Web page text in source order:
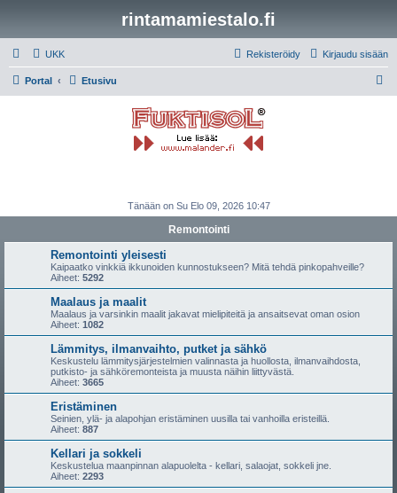
rintamamiestalo.fi
UKK Kirjaudu sisään
Rekisteröidy
Portal Etusivu
Tänään on Su Elo 09, 2026 10:47
Remontointi
Remontointi yleisesti
Kaipaatko vinkkiä ikkunoiden kunnostukseen? Mitä tehdä pinkopahveille?
Aiheet: 5292
Maalaus ja maalit
Maalaus ja varsinkin maalit jakavat mielipiteitä ja ansaitsevat oman osion
Aiheet: 1082
Lämmitys, ilmanvaihto, putket ja sähkö
Keskustelu lämmitysjärjestelmien valinnasta ja huollosta, ilmanvaihdosta,
putkisto- ja sähköremonteista ja muusta näihin liittyvästä.
Aiheet: 3665
Eristäminen
Seinien, ylä- ja alapohjan eristäminen uusilla tai vanhoilla eristeillä.
Aiheet: 887
Kellari ja sokkeli
Keskustelua maanpinnan alapuolelta - kellari, salaojat, sokkeli jne.
Aiheet: 2293